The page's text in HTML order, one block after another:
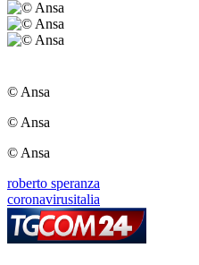
© Ansa
© Ansa
© Ansa
roberto speranza
coronavirusitalia